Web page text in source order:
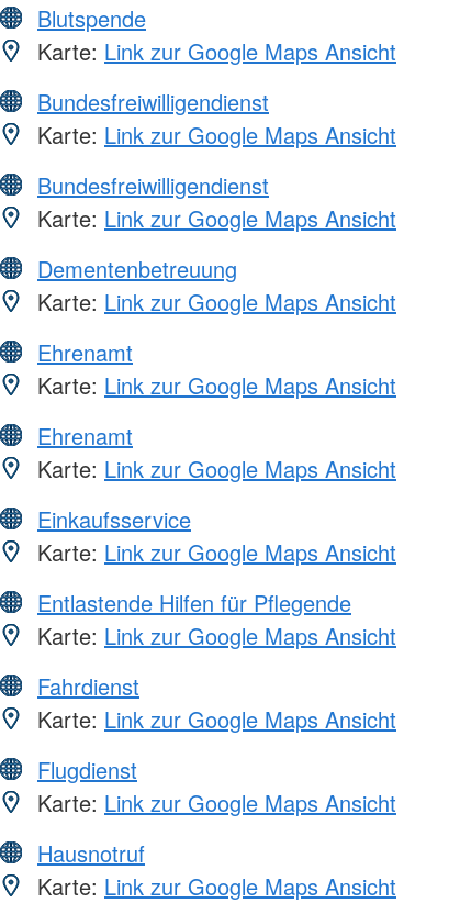
Blutspende
Karte: Link zur Google Maps Ansicht
Bundesfreiwilligendienst
Karte: Link zur Google Maps Ansicht
Bundesfreiwilligendienst
Karte: Link zur Google Maps Ansicht
Dementenbetreuung
Karte: Link zur Google Maps Ansicht
Ehrenamt
Karte: Link zur Google Maps Ansicht
Ehrenamt
Karte: Link zur Google Maps Ansicht
Einkaufsservice
Karte: Link zur Google Maps Ansicht
Entlastende Hilfen für Pflegende
Karte: Link zur Google Maps Ansicht
Fahrdienst
Karte: Link zur Google Maps Ansicht
Flugdienst
Karte: Link zur Google Maps Ansicht
Hausnotruf
Karte: Link zur Google Maps Ansicht